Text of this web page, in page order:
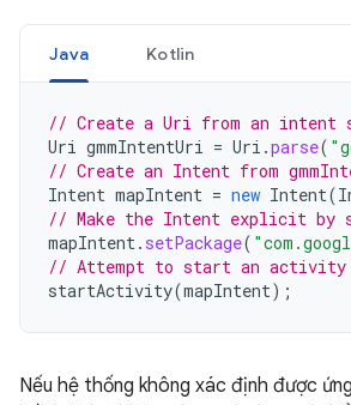
Java Kotlin
// Create a Uri from an
Uri gmmIntentUri = Uri .parse(
// Create an Intent from
Intent mapIntent = new Intent(
// Make the Intent explicit by
mapIntent. setPackage(
// Attempt to start an activity
startActivity(mapIntent);
Nếu hệ thống không xác định được